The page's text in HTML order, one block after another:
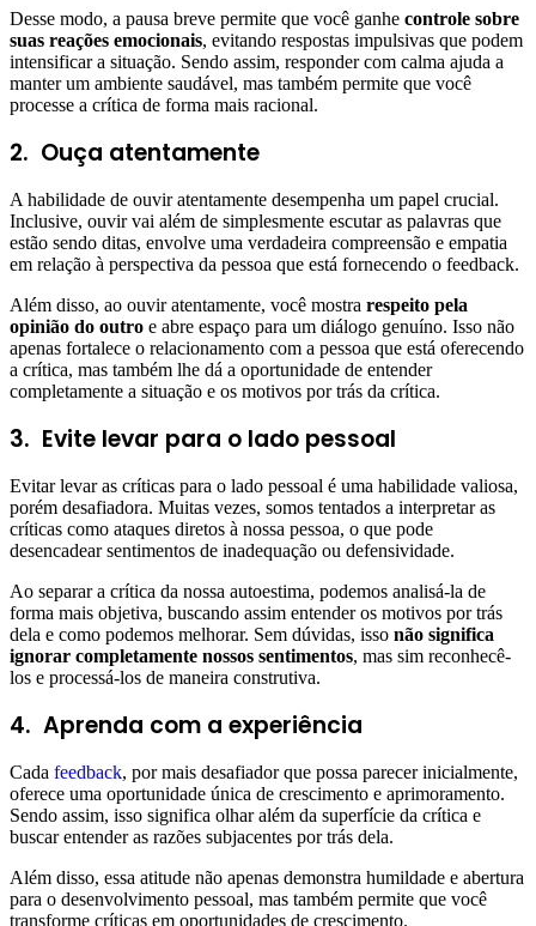
Desse modo, a pausa breve permite que você ganhe controle sobre
suas reações emocionais, evitando respostas impulsivas que podem
intensificar a situação. Sendo assim, responder com calma ajuda a
manter um ambiente saudável, mas também permite que você
processe a crítica de forma mais racional.
2. Ouça atentamente
A habilidade de ouvir atentamente desempenha um papel crucial.
Inclusive, ouvir vai além de simplesmente escutar as palavras que
estão sendo ditas, envolve uma verdadeira compreensão e empatia
em relação à perspectiva da pessoa que está fornecendo o feedback.
Além disso, ao ouvir atentamente, você mostra respeito pela
opinião do outro e abre espaço para um diálogo genuíno. Isso não
apenas fortalece o relacionamento com a pessoa que está oferecendo
a crítica, mas também lhe dá a oportunidade de entender
completamente a situação e os motivos por trás da crítica.
3. Evite levar para o lado pessoal
Evitar levar as críticas para o lado pessoal é uma habilidade valiosa,
porém desafiadora. Muitas vezes, somos tentados a interpretar as
críticas como ataques diretos à nossa pessoa, o que pode
desencadear sentimentos de inadequação ou defensividade.
Ao separar a crítica da nossa autoestima, podemos analisá-la de
forma mais objetiva, buscando assim entender os motivos por trás
dela e como podemos melhorar. Sem dúvidas, isso não significa
ignorar completamente nossos sentimentos, mas sim reconhecê-
los e processá-los de maneira construtiva.
4. Aprenda com a experiência
Cada feedback, por mais desafiador que possa parecer inicialmente,
oferece uma oportunidade única de crescimento e aprimoramento.
Sendo assim, isso significa olhar além da superfície da crítica e
buscar entender as razões subjacentes por trás dela.
Além disso, essa atitude não apenas demonstra humildade e abertura
para o desenvolvimento pessoal, mas também permite que você
transforme críticas em oportunidades de crescimento.